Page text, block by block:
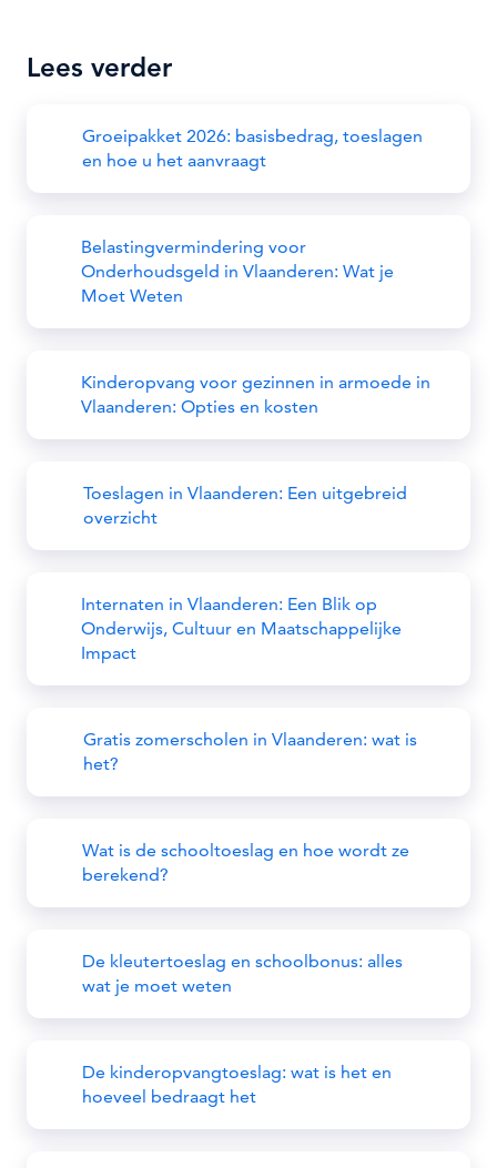
Lees verder
Groeipakket 2026: basisbedrag, toeslagen
en hoe u het aanvraagt
Belastingvermindering voor
Onderhoudsgeld in Vlaanderen: Wat je
Moet Weten
Kinderopvang voor gezinnen in armoede in
Vlaanderen: Opties en kosten
Toeslagen in Vlaanderen: Een uitgebreid
overzicht
Internaten in Vlaanderen: Een Blik op
Onderwijs, Cultuur en Maatschappelijke
Impact
Gratis zomerscholen in Vlaanderen: wat is
het?
Wat is de schooltoeslag en hoe wordt ze
berekend?
De kleutertoeslag en schoolbonus: alles
wat je moet weten
De kinderopvangtoeslag: wat is het en
hoeveel bedraagt het